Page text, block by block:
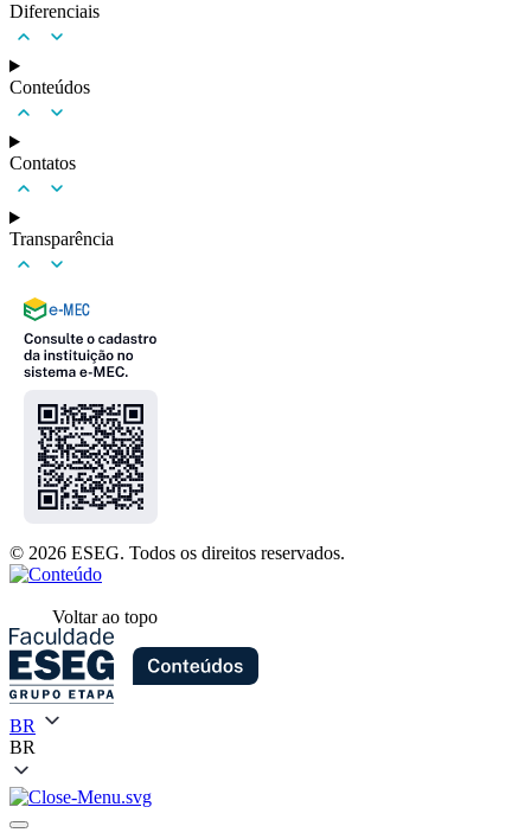
Diferenciais
Conteúdos
Contatos
Transparência
© 2026 ESEG. Todos os direitos reservados.
Voltar ao topo
BR
BR